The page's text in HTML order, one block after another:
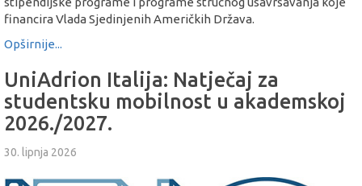
financira Vlada Sjedinjenih Američkih Država.
Opširnije...
UniAdrion Italija: Natječaj za
studentsku mobilnost u akademskoj
2026./2027.
30. lipnja 2026